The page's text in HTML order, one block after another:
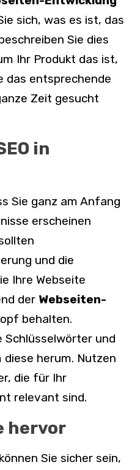
sich, was es ist, das
Sie dies
Ihr Produkt das ist,
das entsprechende
Zeit gesucht
in
Sie ganz am Anfang
erscheinen
und die
Ihre Webseite
der Webseiten-
behalten.
Schlüsselwörter und
herum. Nutzen
die für Ihr
relevant sind.
hervor
Sie sicher sein,